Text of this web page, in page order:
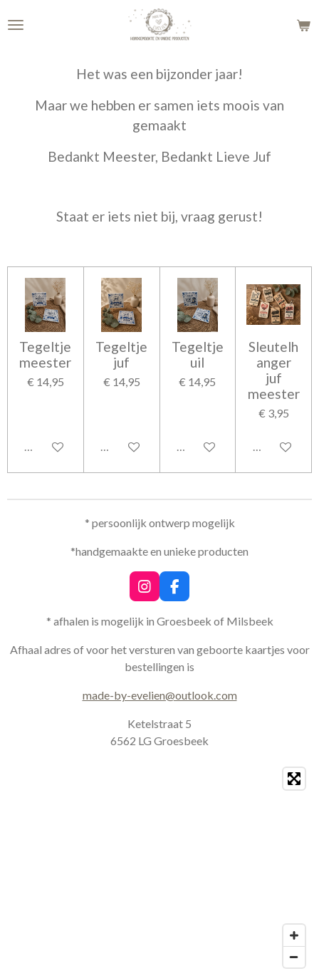
direct
Het was een bijzonder jaar!
Maar we hebben er samen iets moois van
gemaakt
Bedankt Meester, Bedankt Lieve Juf
Staat er iets niet bij, vraag gerust!
Tegeltje
meester
€ 14,95
Bekijk details
Tegeltje
juf
€ 14,95
Bekijk details
Tegeltje
uil
€ 14,95
Bekijk details
Sleutelh
anger
juf
meester
€ 3,95
Bekijk details
* persoonlijk ontwerp mogelijk
*handgemaakte en unieke producten
I
n
s
a
r
m
F
a
c
b
o
* afhalen is mogelijk in Groesbeek of Milsbeek
Afhaal adres of voor het versturen van geboorte kaartjes voor
bestellingen is
made-by-evelien@outlook.com
Ketelstraat 5
6562 LG Groesbeek